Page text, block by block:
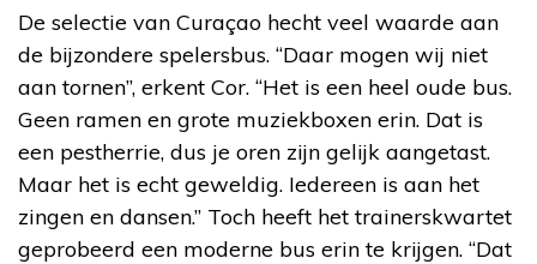
De selectie van Curaçao hecht veel waarde aan
de bijzondere spelersbus. “Daar mogen wij niet
aan tornen”, erkent Cor. “Het is een heel oude bus.
Geen ramen en grote muziekboxen erin. Dat is
een pestherrie, dus je oren zijn gelijk aangetast.
Maar het is echt geweldig. Iedereen is aan het
zingen en dansen.” Toch heeft het trainerskwartet
geprobeerd een moderne bus erin te krijgen. “Dat